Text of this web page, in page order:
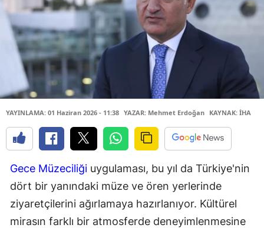
YAYINLAMA: 01 Haziran 2026 - 11:38 YAZAR: Mehmet Erdoğan KAYNAK: İHA
Gece Müzeciliği uygulaması, bu yıl da Türkiye'nin
dört bir yanındaki müze ve ören yerlerinde
ziyaretçilerini ağırlamaya hazırlanıyor. Kültürel
mirasın farklı bir atmosferde deneyimlenmesine